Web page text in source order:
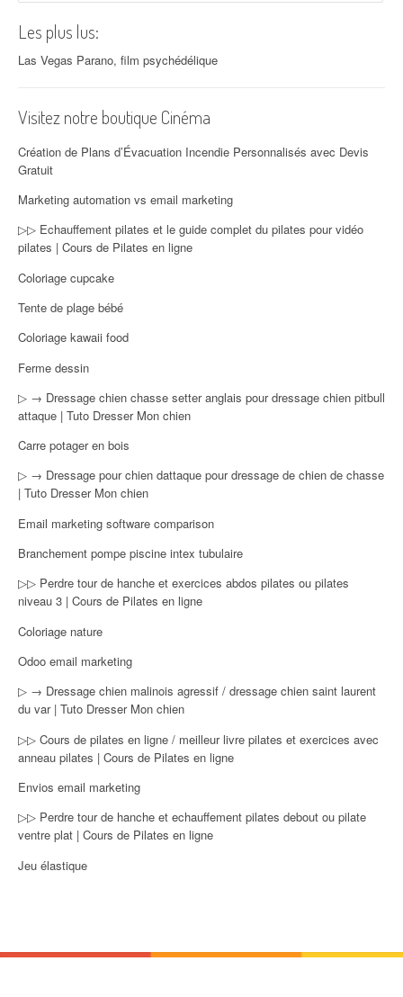
Les plus lus:
Las Vegas Parano, film psychédélique
Visitez notre boutique Cinéma
Création de Plans d’Évacuation Incendie Personnalisés avec Devis
Gratuit
Marketing automation vs email marketing
▷▷ Echauffement pilates et le guide complet du pilates pour vidéo
pilates | Cours de Pilates en ligne
Coloriage cupcake
Tente de plage bébé
Coloriage kawaii food
Ferme dessin
▷ → Dressage chien chasse setter anglais pour dressage chien pitbull
attaque | Tuto Dresser Mon chien
Carre potager en bois
▷ → Dressage pour chien dattaque pour dressage de chien de chasse
| Tuto Dresser Mon chien
Email marketing software comparison
Branchement pompe piscine intex tubulaire
▷▷ Perdre tour de hanche et exercices abdos pilates ou pilates
niveau 3 | Cours de Pilates en ligne
Coloriage nature
Odoo email marketing
▷ → Dressage chien malinois agressif / dressage chien saint laurent
du var | Tuto Dresser Mon chien
▷▷ Cours de pilates en ligne / meilleur livre pilates et exercices avec
anneau pilates | Cours de Pilates en ligne
Envios email marketing
▷▷ Perdre tour de hanche et echauffement pilates debout ou pilate
ventre plat | Cours de Pilates en ligne
Jeu élastique